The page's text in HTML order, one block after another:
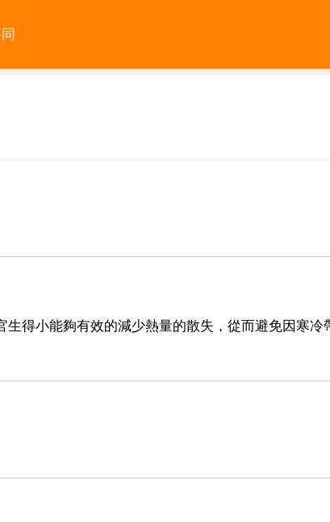
得小能夠有效的減少熱量的散失，從而避免因寒冷